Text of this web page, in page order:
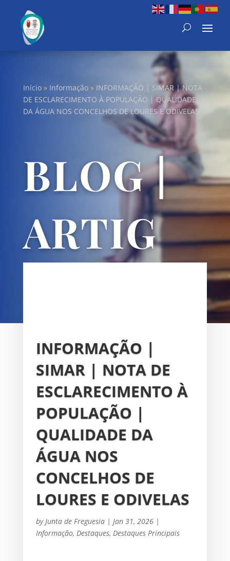
Início» Informação» INFORMAÇÃO | SIMAR | NOTA
DE ESCLARECIMENTO À POPULAÇÃO | QUALIDADE
DA ÁGUA NOS CONCELHOS DE LOURES E ODIVELAS
BLOG |
ARTIG
UNIÃO DAS FREGUESIAS DE
INFORMAÇÃO |
SIMAR | NOTA DE
ESCLARECIMENTO À
POPULAÇÃO |
QUALIDADE DA
ÁGUA NOS
CONCELHOS DE
LOURES E ODIVELAS
by Junta de Freguesia| Jan 31, 2026|
Informação, Destaques, Destaques Principais